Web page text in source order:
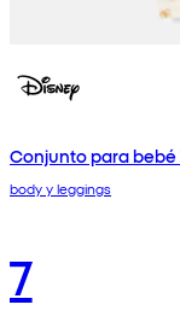
Conjunto para bebé
body y leggings
7